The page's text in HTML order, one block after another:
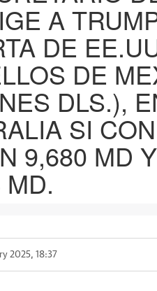
A
DE
DE
DLS.),
SI
9,680 MD
2025, 18:37